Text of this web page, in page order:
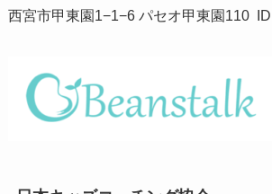
西宮市甲東園1−1−6 パセオ甲東園110